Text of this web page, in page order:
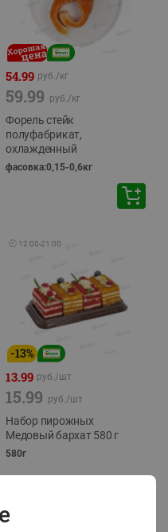
54.99 руб./кг
59.99 руб./кг
Форель стейк
полуфабрикат,
охлажденный
фасовка:0,15-0,6кг
🕘 12:00-21:00
-13%
13.99 руб./шт
15.99 руб./шт
Набор пирожных
Медовый бархат 580 г
580г